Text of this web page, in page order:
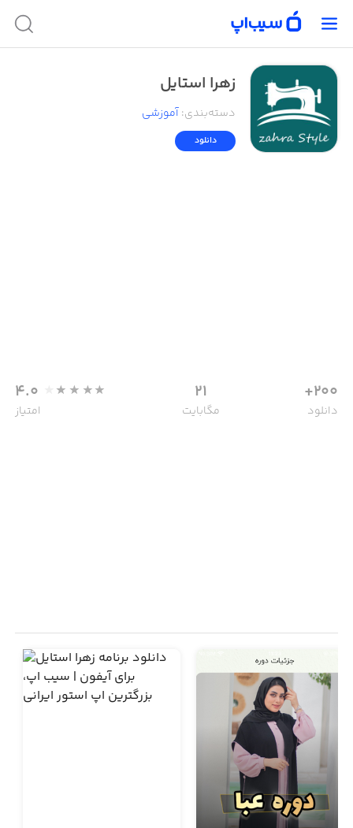
زهرا استایل
دسته‌بندی:آموزشی
دانلود
200+
دانلود
21
مگابایت
4.0
امتیاز